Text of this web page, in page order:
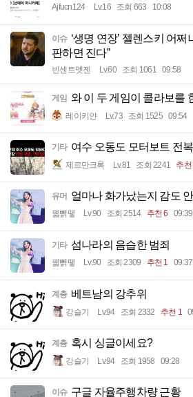
Ajfucn124 Lv.16 조회 663 10:08
이슈 ‘생명 연장’ 젤렌스키 어쩌
판하면 진다”
빈센트멧젠 Lv.60 조회 1061 09:58
게임 와 이 두 게임이 콜라보를
레이키얀 Lv.73 조회 1525 09:54
기타 여수 오동도 모터보트 전
제르만크록 Lv.81 조회 2241 추천
유머 얼마나 화가났는지 감도
꿻뻵뗗 Lv.90 조회 2514 추천 6 09:39
기타 섬나라의 음습한 범죄
꿻뻵뗗 Lv.90 조회 2309 추천 1 09:37
계층 베트남의 강추위
강슬기 Lv.94 조회 2332 추천 1
계층 혹시 싱글이세요?
강슬기 Lv.94 조회 1958 09:28
이슈 구글 자율주행차량 근황